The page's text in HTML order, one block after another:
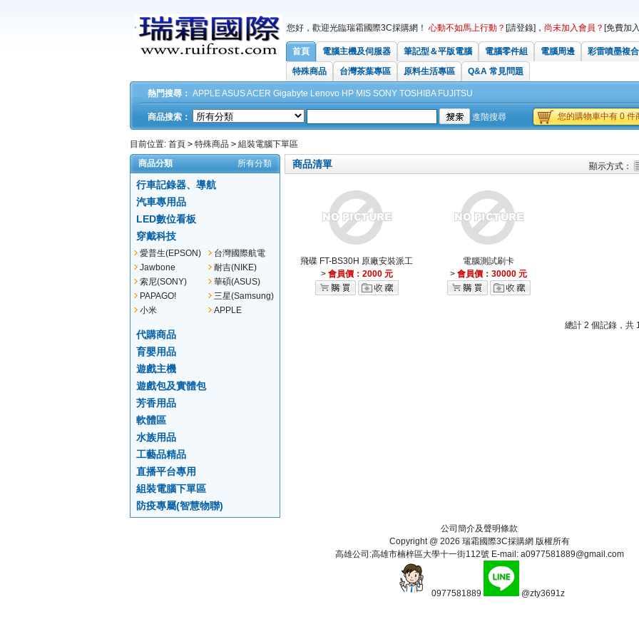
您好，歡迎光臨瑞霜國際3C採購網！ 心動不如馬上行動？ [請登錄] ， 尚未加入會員？ [免費加
首頁 電腦主機及伺服器 筆記型＆平版電腦 電腦零件組 電腦周邊 彩雷噴墨複
特殊商品
台灣茶葉專區 原料生活專區 Q&A 常見問題
熱門搜尋： APPLEASUSACER Gigabyte Lenovo HP MIS SONY TOSHIBA FUJITSU
商品搜索： 進階搜尋 您的購物車中有 0 件
目前位置: 首頁 > 特殊商品 > 組裝電腦下單區
商品分類
所有分類
行車記錄器、導航
汽車專用品
LED數位看板
穿戴科技
愛普生(EPSON)
台灣國際航電
(GARMIN)
Jawbone
耐吉(NIKE)
索尼(SONY)
華碩(ASUS)
PAPAGO!
三星(Samsung)
小米
APPLE
代購商品
育嬰用品
遊戲主機
遊戲包及實體包
芳香用品
軟體區
水族用品
工藝品精品
直播平台專用
組裝電腦下單區
防疫專屬(智慧物聯)
商品清單 顯示方式：
飛碟 FT-BS30H 原廠安裝派工
> 會員價：2000 元
電腦測試刷卡
> 會員價：30000 元
總計 2 個記錄，共
公司簡介及聲明條款
Copyright @ 2026 瑞霜國際3C採購網 版權所有
高雄公司:高雄市楠梓區大學十一街112號 E-mail: a0977581889@gmail.com
0977581889 @zty3691z